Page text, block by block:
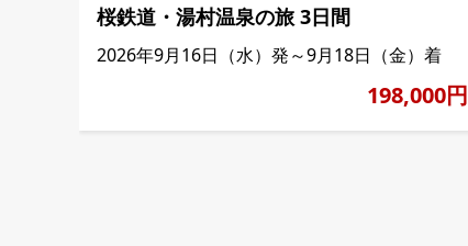
桜鉄道・湯村温泉の旅 3日間
2026年9月16日（水）発～9月18日（金）着
198,000円